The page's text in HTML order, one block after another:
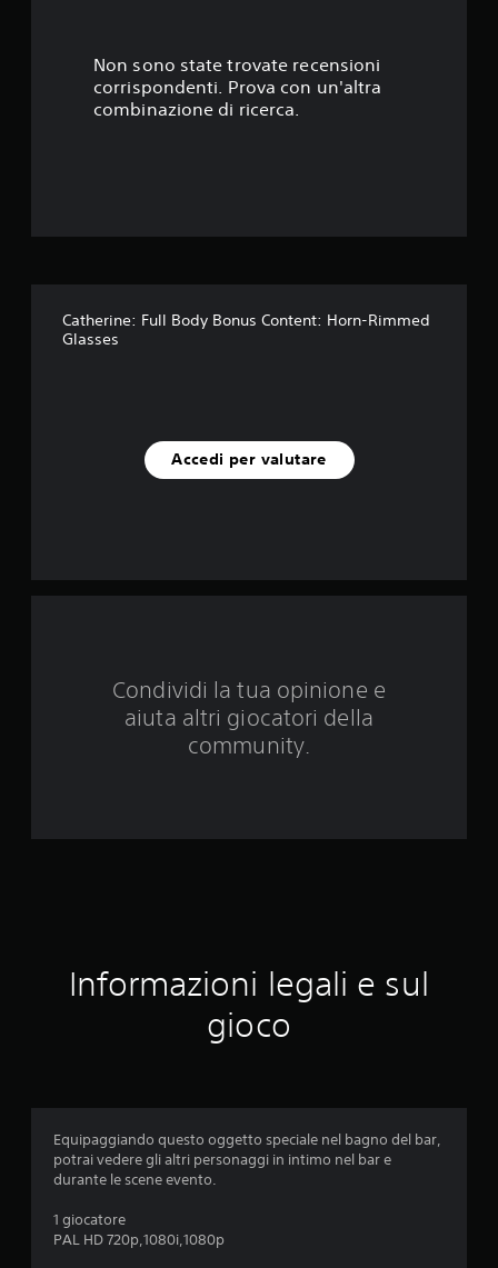
l
s
e
a
t
o
Non sono state trovate recensioni
corrispondenti. Prova con un'altra
combinazione di ricerca.
Catherine: Full Body Bonus Content: Horn-Rimmed
Glasses
Accedi per valutare
Condividi la tua opinione e
aiuta altri giocatori della
community.
Informazioni legali e sul
gioco
Equipaggiando questo oggetto speciale nel bagno del bar,
potrai vedere gli altri personaggi in intimo nel bar e
durante le scene evento.
1 giocatore
PAL HD 720p,1080i,1080p